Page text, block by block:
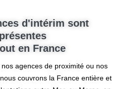
d'intérim sont
présentes
en France
agences de proximité ou nos
couvrons la France entière et